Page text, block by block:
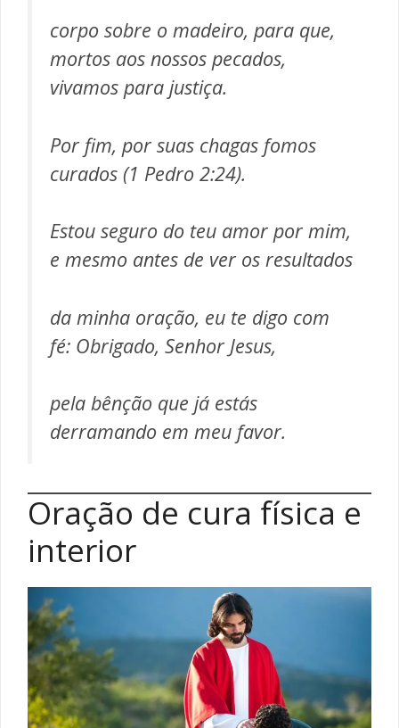
corpo sobre o madeiro, para que,
mortos aos nossos pecados,
vivamos para justiça.
Por fim, por suas chagas fomos
curados (1 Pedro 2:24).
Estou seguro do teu amor por mim,
e mesmo antes de ver os resultados
da minha oração, eu te digo com
fé: Obrigado, Senhor Jesus,
pela bênção que já estás
derramando em meu favor.
Oração de cura física e
interior